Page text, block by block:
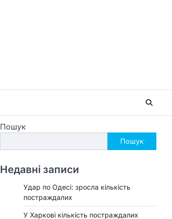
Пошук
Пошук
Недавні записи
Удар по Одесі: зросла кількість
постраждалих
У Харкові кількість постраждалих